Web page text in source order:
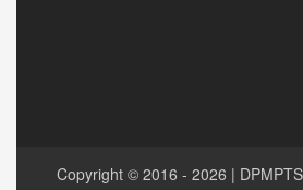
Copyright © 2016 - 2026 |